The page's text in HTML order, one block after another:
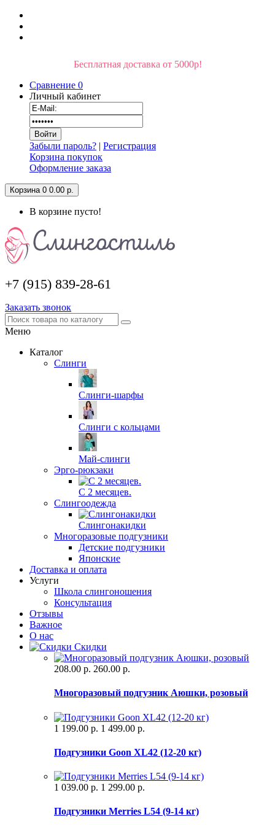
Бесплатная доставка от 5000р!
Сравнение 0
Личный кабинет
Забыли пароль? | Регистрация
Корзина покупок
Оформление заказа
Корзина 0 0.00 р.
В корзине пусто!
+7 (915) 839-28-61
Заказать звонок
Меню
Каталог
Слинги
Слинги-шарфы
Слинги с кольцами
Май-слинги
Эрго-рюкзаки
С 2 месяцев.
Слингоодежда
Слингонакидки
Многоразовые подгузники
Детские подгузники
Японские
Доставка и оплата
Услуги
Школа слингоношения
Консультация
Отзывы
Важное
О нас
Скидки
208.00 р. 260.00 р.
Многоразовый подгузник Аюшки, розовый
1 199.00 р. 1 499.00 р.
Подгузники Goon XL42 (12-20 кг)
1 039.00 р. 1 299.00 р.
Подгузники Merries L54 (9-14 кг)